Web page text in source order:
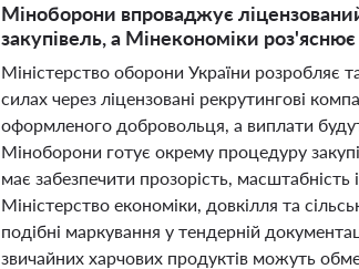
Міноборони впроваджує
закупівель, а Мінекономіки
Міністерство оборони України розробляє
силах через ліцензовані рекрутингові
оформленого добровольця, а виплати
Міноборони готує окрему процедуру
має забезпечити прозорість, масштабність
Міністерство економіки, довкілля та
подібні маркування у тендерній
звичайних харчових продуктів можуть